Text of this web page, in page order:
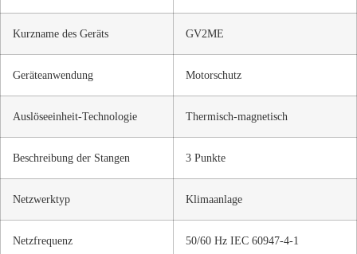
Kurzname des Geräts GV2ME
Geräteanwendung Motorschutz
Auslöseeinheit-Technologie Thermisch-magnetisch
Beschreibung der Stangen 3 Punkte
Netzwerktyp Klimaanlage
Netzfrequenz 50/60 Hz IEC 60947-4-1